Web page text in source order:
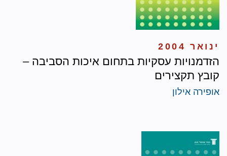
ינואר 2004
הזדמנויות עסקיות בתחום איכות הסביבה –
קובץ תקצירים
אופירה אילון